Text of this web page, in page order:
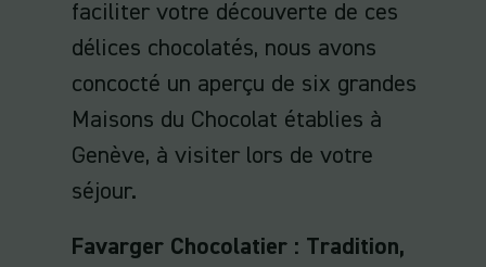
faciliter votre découverte de ces
délices chocolatés, nous avons
concocté un aperçu de six grandes
Maisons du Chocolat établies à
Genève, à visiter lors de votre
séjour.
Favarger Chocolatier : Tradition,